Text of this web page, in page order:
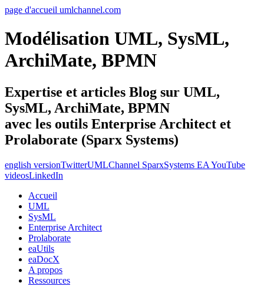
page d'accueil umlchannel.com
Modélisation UML, SysML,
ArchiMate, BPMN
Expertise et articles Blog sur UML,
SysML, ArchiMate, BPMN
avec les outils Enterprise Architect et
Prolaborate (Sparx Systems)
english versionTwitterUMLChannel SparxSystems EA YouTube
videosLinkedIn
Accueil
UML
SysML
Enterprise Architect
Prolaborate
eaUtils
eaDocX
A propos
Ressources